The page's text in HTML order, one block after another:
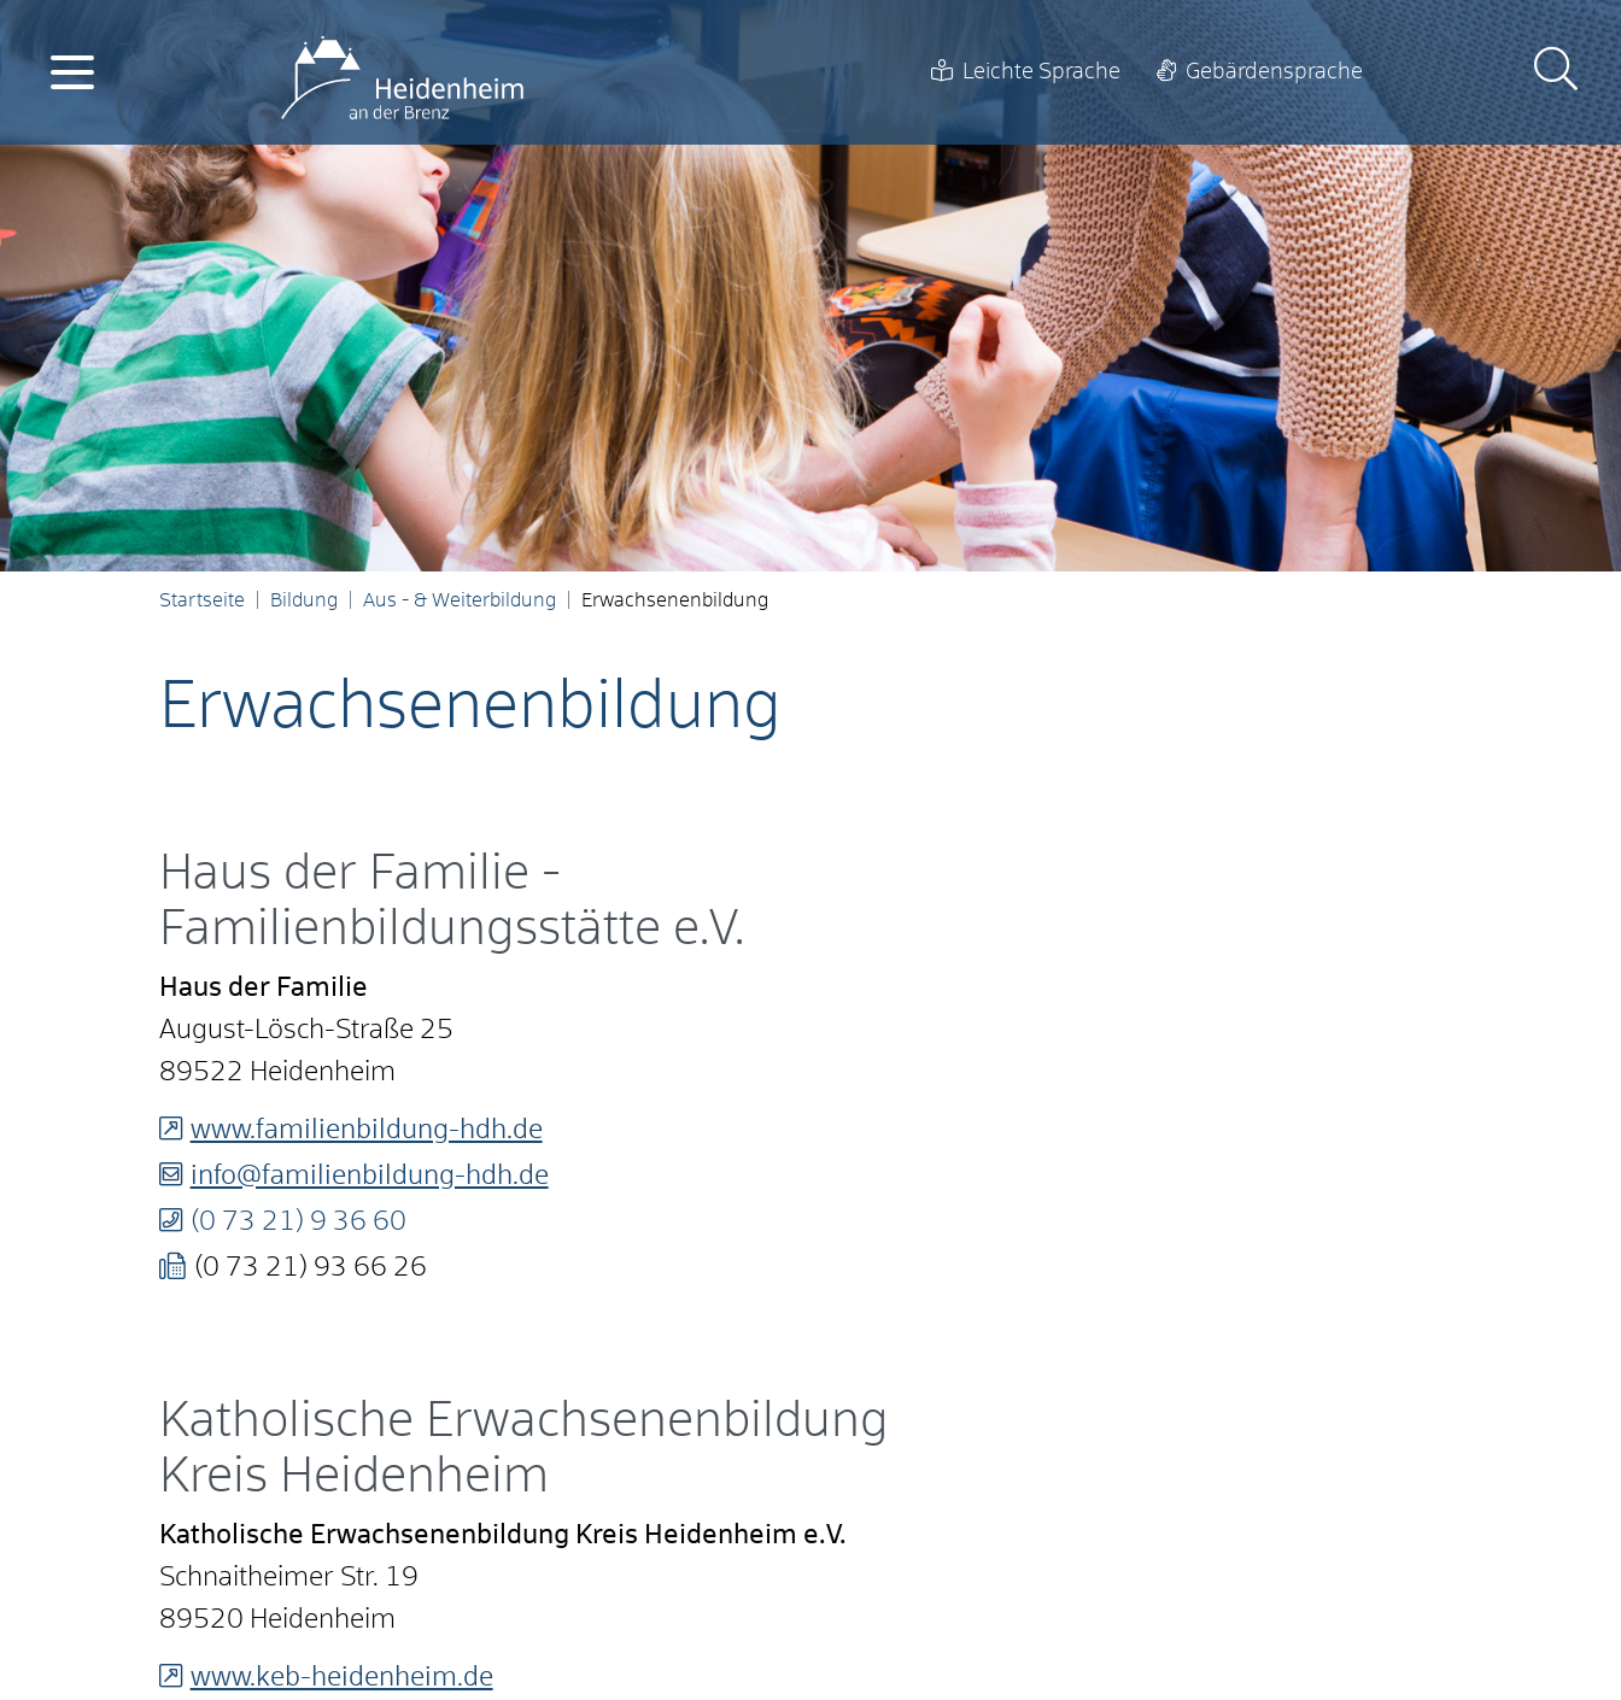
Leichte Sprache Gebärdensprache
Startseite Bildung Aus - & Weiterbildung Erwachsenenbildung
Erwachsenenbildung
Haus der Familie -
Familienbildungsstätte e.V.
Haus der Familie
August-Lösch-Straße 25
89522 Heidenheim
www.familienbildung-hdh.de
info@familienbildung-hdh.de
(0 73 21) 9 36 60
(0 73 21) 93 66 26
Katholische Erwachsenenbildung
Kreis Heidenheim
Katholische Erwachsenenbildung Kreis Heidenheim e.V.
Schnaitheimer Str. 19
89520 Heidenheim
www.keb-heidenheim.de